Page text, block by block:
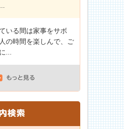
いる間は家事をサボ
の時間を楽しんで、ご
...